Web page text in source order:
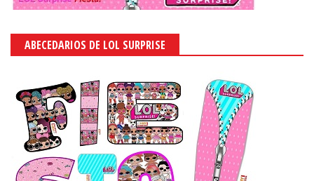
ABECEDARIOS DE LOL SURPRISE